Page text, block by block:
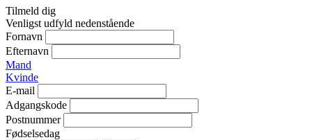
Tilmeld dig
Venligst udfyld nedenstående
Fornavn
Efternavn
Mand
Kvinde
E-mail
Adgangskode
Postnummer
Fødselsedag